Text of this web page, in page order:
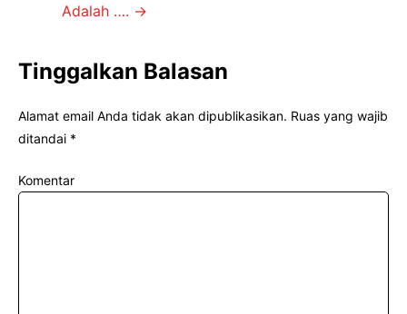
Adalah …. →
Tinggalkan Balasan
Alamat email Anda tidak akan dipublikasikan. Ruas yang wajib
ditandai *
Komentar